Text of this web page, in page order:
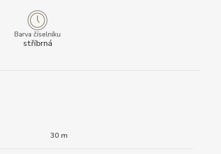
Barva číselníku
stříbrná
30 m